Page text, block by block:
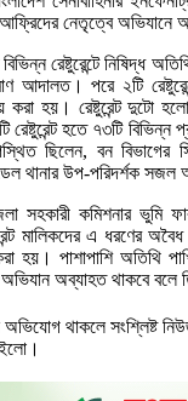
নেতৃত্বে অভিযানে
রেষ্টুরেন্টে নিষিদ্ধ
আদালত। পরে ২টি
হয়। রেষ্টুরেন্ট দুটো হলো
রেষ্টুরেন্ট হতে ৭৩টি
ছিলেন, বন বিভাগের
থানার উপ-পরিদর্শক সজল
সহকারী কমিশনার ভুমি
মালিকদের এ ধরণের
হয়। পাশাপাশি অতিথি
অব্যাহত থাকবে বলে
থাকলে সংশ্লিষ্ট